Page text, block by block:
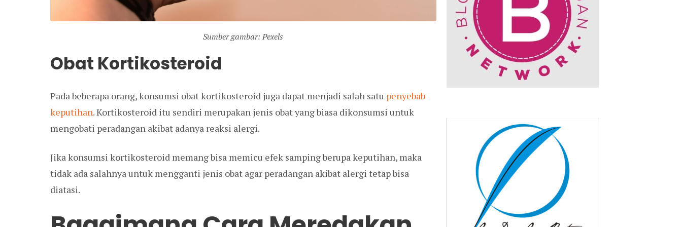
Sumber gambar: Pexels
Obat Kortikosteroid
Pada beberapa orang, konsumsi obat kortikosteroid juga dapat menjadi salah satu penyebab
keputihan. Kortikosteroid itu sendiri merupakan jenis obat yang biasa dikonsumsi untuk
mengobati peradangan akibat adanya reaksi alergi.
Jika konsumsi kortikosteroid memang bisa memicu efek samping berupa keputihan, maka
tidak ada salahnya untuk mengganti jenis obat agar peradangan akibat alergi tetap bisa
diatasi.